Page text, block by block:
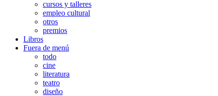
cursos y talleres
empleo cultural
otros
premios
Libros
Fuera de menú
todo
cine
literatura
teatro
diseño